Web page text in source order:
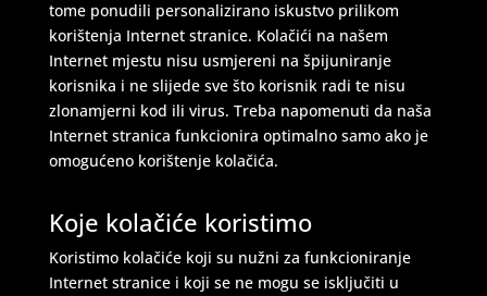
tome ponudili personalizirano iskustvo prilikom
korištenja Internet stranice. Kolačići na našem
Internet mjestu nisu usmjereni na špijuniranje
korisnika i ne slijede sve što korisnik radi te nisu
zlonamjerni kod ili virus. Treba napomenuti da naša
Internet stranica funkcionira optimalno samo ako je
omogućeno korištenje kolačića.
Koje kolačiće koristimo
Koristimo kolačiće koji su nužni za funkcioniranje
Internet stranice i koji se ne mogu se isključiti u